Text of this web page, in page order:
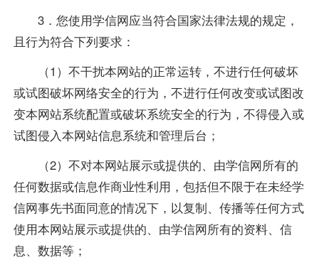
3．您使用学信网应当符合国家法律法规的规定，
且行为符合下列要求：
（1）不干扰本网站的正常运转，不进行任何破坏
或试图破坏网络安全的行为，不进行任何改变或试图改
变本网站系统配置或破坏系统安全的行为，不得侵入或
试图侵入本网站信息系统和管理后台；
（2）不对本网站展示或提供的、由学信网所有的
任何数据或信息作商业性利用，包括但不限于在未经学
信网事先书面同意的情况下，以复制、传播等任何方式
使用本网站展示或提供的、由学信网所有的资料、信
息、数据等；